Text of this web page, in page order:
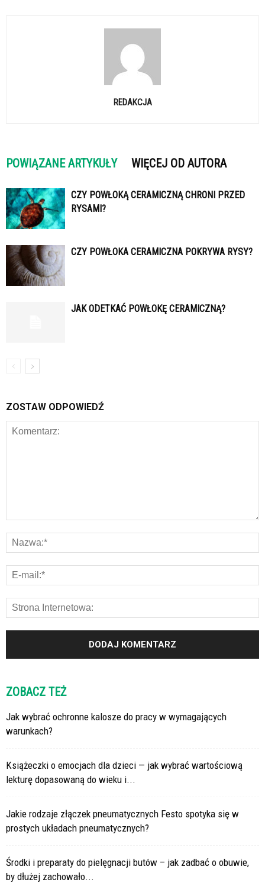
REDAKCJA
POWIĄZANE ARTYKUŁY WIĘCEJ OD AUTORA
CZY POWŁOKĄ CERAMICZNĄ CHRONI PRZED
RYSAMI?
CZY POWŁOKA CERAMICZNA POKRYWA RYSY?
JAK ODETKAĆ POWŁOKĘ CERAMICZNĄ?
ZOSTAW ODPOWIEDŹ
ZOBACZ TEŻ
Jak wybrać ochronne kalosze do pracy w wymagających
warunkach?
Książeczki o emocjach dla dzieci — jak wybrać wartościową
lekturę dopasowaną do wieku i...
Jakie rodzaje złączek pneumatycznych Festo spotyka się w
prostych układach pneumatycznych?
Środki i preparaty do pielęgnacji butów – jak zadbać o obuwie,
by dłużej zachowało...